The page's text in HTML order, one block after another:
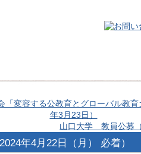
「変容する公教育とグローバル教
年3月23日）
山口大学 教員公募
年4月22日（月） 必着）